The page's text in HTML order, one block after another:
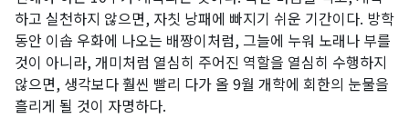
하고 실천하지 않으면, 자칫 낭패에 빠지기 쉬운 기간이다. 방학
동안 이솝 우화에 나오는 배짱이처럼, 그늘에 누워 노래나 부를
것이 아니라, 개미처럼 열심히 주어진 역할을 열심히 수행하지
않으면, 생각보다 훨씬 빨리 다가 올 9월 개학에 회한의 눈물을
흘리게 될 것이 자명하다.